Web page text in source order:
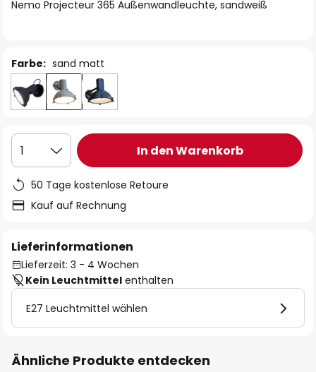
Nemo Projecteur 365 Außenwandleuchte, sandweiß
Farbe: sand matt
1 In den Warenkorb
50 Tage kostenlose Retoure
Kauf auf Rechnung
Lieferinformationen
Lieferzeit: 3 - 4 Wochen
Kein Leuchtmittel enthalten
E27 Leuchtmittel wählen
Ähnliche Produkte entdecken